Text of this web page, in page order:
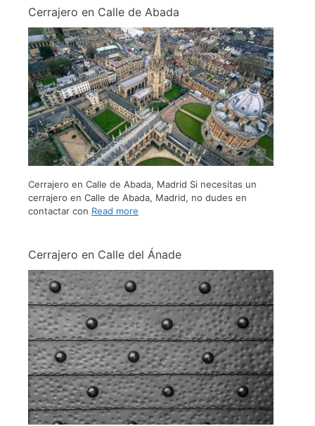
Cerrajero en Calle de Abada
Cerrajero en Calle de Abada, Madrid Si necesitas un
cerrajero en Calle de Abada, Madrid, no dudes en
contactar con Read more
Cerrajero en Calle del Ánade